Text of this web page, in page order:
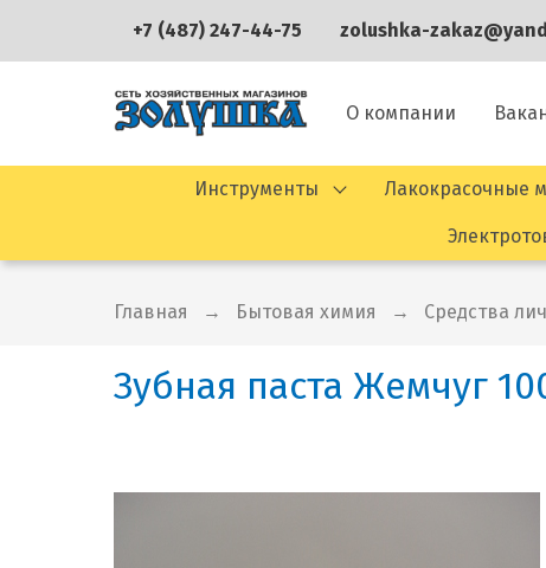
+7 (487) 247-44-75 zolushka-
О компании
Инструменты Лакокрасочные
Главная Бытовая химия Средства
Зубная паста Жемчуг